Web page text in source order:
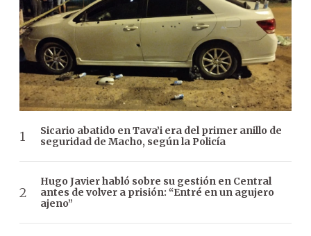
Sicario abatido en Tava’i era del primer anillo de
seguridad de Macho, según la Policía
Hugo Javier habló sobre su gestión en Central
antes de volver a prisión: “Entré en un agujero
ajeno”